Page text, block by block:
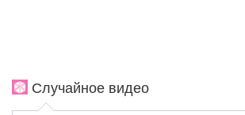
Случайное видео